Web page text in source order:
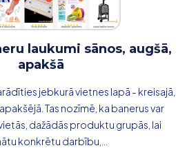
laukumi sānos, augšā,
apakšā
jebkurā vietnes lapā - kreisajā,
Tas nozīmē, ka banerus var
dažādās produktu grupās, lai
konkrētu darbību,...